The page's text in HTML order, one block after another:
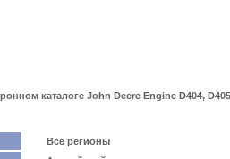
каталоге John Deere Engine D404,
Все регионы